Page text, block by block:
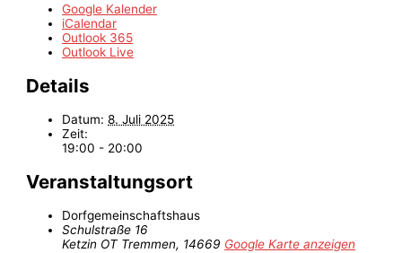
Google Kalender
iCalendar
Outlook 365
Outlook Live
Details
Datum: 8. Juli 2025
Zeit:
19:00 - 20:00
Veranstaltungsort
Dorfgemeinschaftshaus
Schulstraße 16
Ketzin OT Tremmen, 14669 Google Karte anzeigen